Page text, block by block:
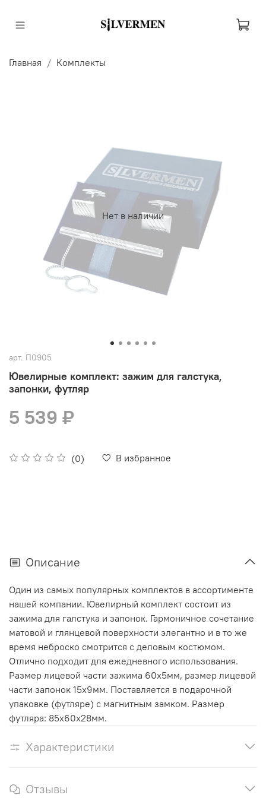
Главная Комплекты
Нет в наличии
арт. П0905
Ювелирные комплект: зажим для галстука,
запонки, футляр
(0) В избранное
5 539 ₽
Описание
Один из самых популярных комплектов в ассортименте
нашей компании. Ювелирный комплект состоит из
зажима для галстука и запонок. Гармоничное сочетание
матовой и глянцевой поверхности элегантно и в то же
время неброско смотрится с деловым костюмом.
Отлично подходит для ежедневного использования.
Размер лицевой части зажима 60х5мм, размер лицевой
части запонок 15х9мм. Поставляется в подарочной
упаковке (футляре) с магнитным замком. Размер
футляра: 85х60х28мм.
Характеристики
Отзывы